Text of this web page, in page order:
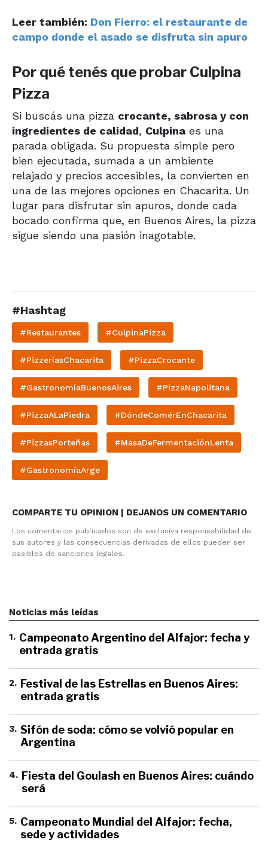
Leer también: Don Fierro: el restaurante de
campo donde el asado se disfruta sin apuro
Por qué tenés que probar Culpina
Pizza
Si buscás una pizza crocante, sabrosa y con
ingredientes de calidad, Culpina es una
parada obligada. Su propuesta simple pero
bien ejecutada, sumada a un ambiente
relajado y precios accesibles, la convierten en
una de las mejores opciones en Chacarita. Un
lugar para disfrutar sin apuros, donde cada
bocado confirma que, en Buenos Aires, la pizza
sigue siendo una pasión inagotable.
#Hashtag
#Restaurantes #CulpinaPizza
#PizzeríasChacarita #PizzaCrocante
#GastronomíaBuenosAires #PizzaNapolitana
#PizzaALaPiedra #DóndeComérEnChacarita
#PizzasPorteñas #MasaDeFermentaciónLenta
#GastronomíaArge
COMPARTE TU OPINION | DEJANOS UN COMENTARIO
Los comentarios publicados son de exclusiva responsabilidad de
sus autores y las consecuencias derivadas de ellos pueden ser
pasibles de sanciones legales.
Noticias más leídas
1. Campeonato Argentino del Alfajor: fecha y
entrada gratis
2. Festival de las Estrellas en Buenos Aires:
entrada gratis
3. Sifón de soda: cómo se volvió popular en
Argentina
4. Fiesta del Goulash en Buenos Aires: cuándo
será
5. Campeonato Mundial del Alfajor: fecha,
sede y actividades